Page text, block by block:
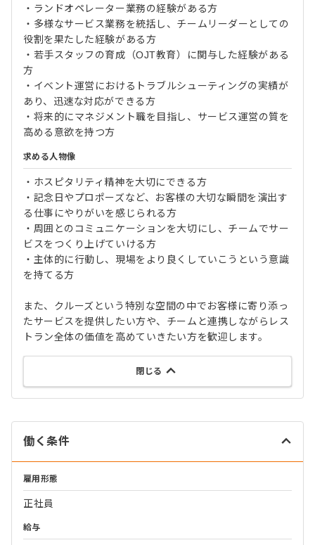
・ランドオペレーター業務の経験がある方
・多様なサービス業務を統括し、チームリーダーとしての
役割を果たした経験がある方
・若手スタッフの育成（OJT教育）に関与した経験がある
方
・イベント運営におけるトラブルシューティングの実績が
あり、迅速な対応ができる方
・将来的にマネジメント職を目指し、サービス運営の質を
高める意欲を持つ方
求める人物像
・ホスピタリティ精神を大切にできる方
・記念日やプロポーズなど、お客様の大切な瞬間を演出す
る仕事にやりがいを感じられる方
・周囲とのコミュニケーションを大切にし、チームでサー
ビスをつくり上げていける方
・主体的に行動し、現場をより良くしていこうという意識
を持てる方
また、クルーズという特別な空間の中でお客様に寄り添っ
たサービスを提供したい方や、チームと連携しながらレス
トラン全体の価値を高めていきたい方を歓迎します。
閉じる
働く条件
雇用形態
正社員
給与